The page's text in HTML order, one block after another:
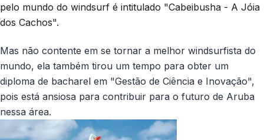
pelo mundo do windsurf é intitulado "Cabeibusha - A Jóia
dos Cachos".
Mas não contente em se tornar a melhor windsurfista do
mundo, ela também tirou um tempo para obter um
diploma de bacharel em "Gestão de Ciência e Inovação",
pois está ansiosa para contribuir para o futuro de Aruba
nessa área.